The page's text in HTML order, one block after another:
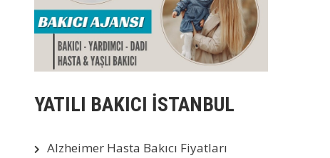
YATILI BAKICI İSTANBUL
Alzheimer Hasta Bakıcı Fiyatları